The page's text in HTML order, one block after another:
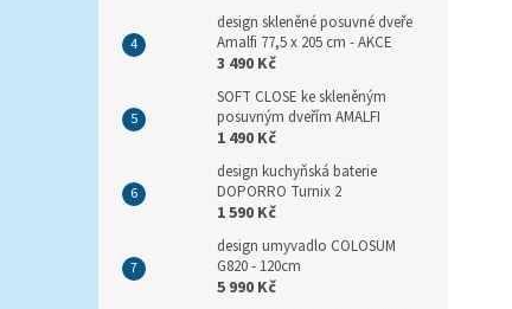
design skleněné posuvné dveře
Amalfi 77,5 x 205 cm - AKCE
3 490 Kč
SOFT CLOSE ke skleněným
posuvným dveřím AMALFI
1 490 Kč
design kuchyňská baterie
DOPORRO Turnix 2
1 590 Kč
design umyvadlo COLOSUM
G820 - 120cm
5 990 Kč